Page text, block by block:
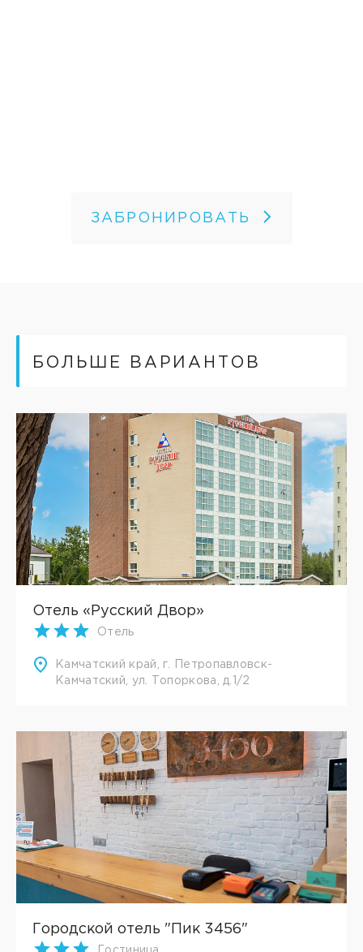
ЗАБРОНИРОВАТЬ
БОЛЬШЕ ВАРИАНТОВ
Отель «Русский Двор»
Отель
Камчатский край, г. Петропавловск-
Камчатский, ул. Топоркова, д.1/2
Городской отель "Пик 3456"